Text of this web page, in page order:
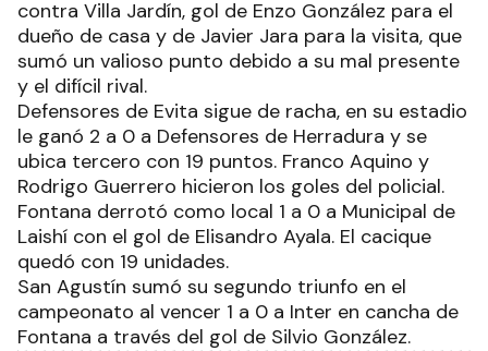
contra Villa Jardín, gol de Enzo González para el
dueño de casa y de Javier Jara para la visita, que
sumó un valioso punto debido a su mal presente
y el difícil rival.
Defensores de Evita sigue de racha, en su estadio
le ganó 2 a 0 a Defensores de Herradura y se
ubica tercero con 19 puntos. Franco Aquino y
Rodrigo Guerrero hicieron los goles del policial.
Fontana derrotó como local 1 a 0 a Municipal de
Laishí con el gol de Elisandro Ayala. El cacique
quedó con 19 unidades.
San Agustín sumó su segundo triunfo en el
campeonato al vencer 1 a 0 a Inter en cancha de
Fontana a través del gol de Silvio González.